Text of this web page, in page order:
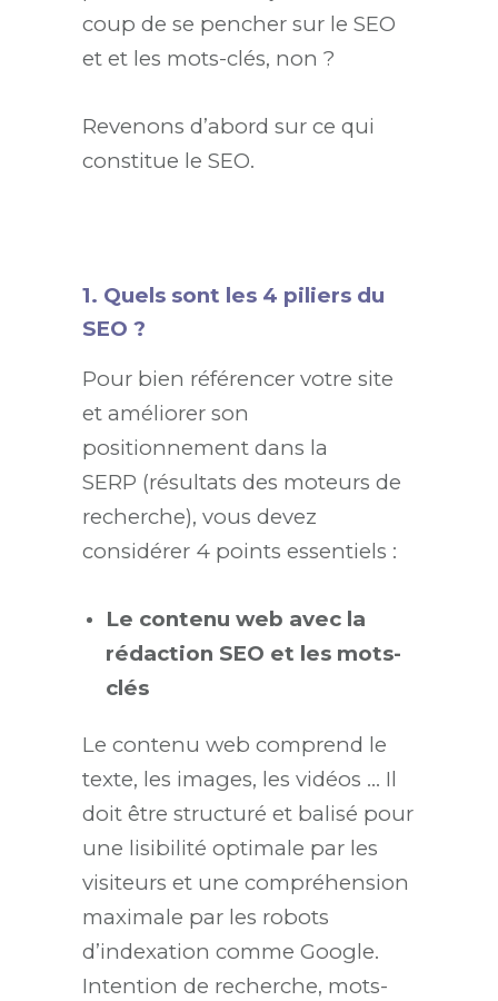
coup de se pencher sur le SEO
et et les mots-clés, non ?
Revenons d’abord sur ce qui
constitue le SEO.
1. Quels sont les 4 piliers du
SEO ?
Pour bien référencer votre site
et améliorer son
positionnement dans la
SERP (résultats des moteurs de
recherche), vous devez
considérer 4 points essentiels :
Le contenu web avec la
rédaction SEO et les mots-
clés
Le contenu web comprend le
texte, les images, les vidéos … Il
doit être structuré et balisé pour
une lisibilité optimale par les
visiteurs et une compréhension
maximale par les robots
d’indexation comme Google.
Intention de recherche, mots-